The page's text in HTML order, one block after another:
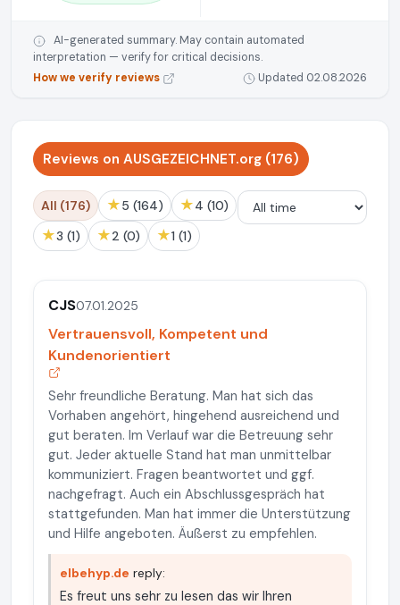
AI-generated summary. May contain automated
interpretation — verify for critical decisions.
How we verify reviews
Updated 02.08.2026
Reviews on AUSGEZEICHNET.org (176)
All (176) ★ 5 (164) ★ 4 (10)
★ 3 (1) ★ 2 (0) ★ 1 (1)
CJS07.01.2025
Vertrauensvoll, Kompetent und
Kundenorientiert
Sehr freundliche Beratung. Man hat sich das
Vorhaben angehört, hingehend ausreichend und
gut beraten. Im Verlauf war die Betreuung sehr
gut. Jeder aktuelle Stand hat man unmittelbar
kommuniziert. Fragen beantwortet und ggf.
nachgefragt. Auch ein Abschlussgespräch hat
stattgefunden. Man hat immer die Unterstützung
und Hilfe angeboten. Äußerst zu empfehlen.
elbehyp.de reply:
Es freut uns sehr zu lesen das wir Ihren